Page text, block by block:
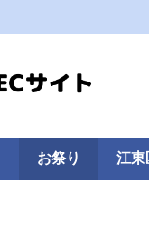
お祭り 江東